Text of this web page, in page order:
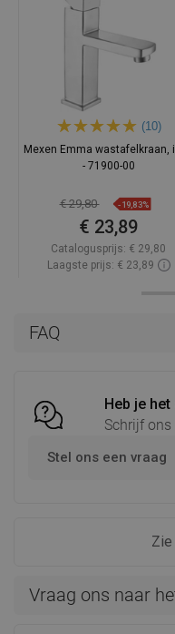
FAQ
Heb je
Schrijf ons
Stel ons een vraag
Zie
Vraag ons naar
(10)
Mexen Emma wastafelkraan,
- 71900-00
€ 29,80 -19,83%
€ 23,89
Catalogusprijs: € 29,80
Laagste prijs: € 23,89